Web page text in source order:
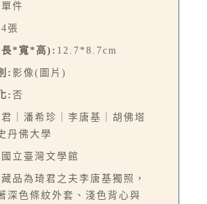
單件
4張
長*寬*高): 12.7*8.7cm
: 影像(圖片)
:否
｜潘希珍｜李唐基｜胡佛塔
丹佛大學
國立臺灣文學館
品為琦君之夫李唐基獨照，
深色條紋外套、淺色背心與